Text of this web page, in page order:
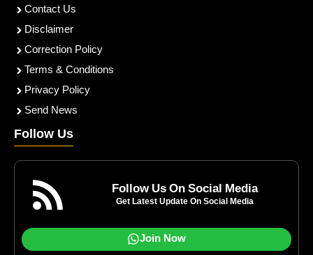
Contact Us
Disclaimer
Correction Policy
Terms & Conditions
Privacy Policy
Send News
Follow Us
Follow Us On Social Media
Get Latest Update On Social Media
Join Now